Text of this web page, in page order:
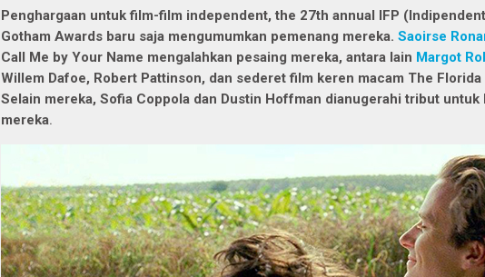
Penghargaan untuk film-film independent, the 27th annual IFP
Gotham Awards baru saja mengumumkan pemenang mereka. Saoirse
Call Me by Your Name mengalahkan pesaing mereka, antara lain Margot
Willem Dafoe, Robert Pattinson, dan sederet film keren macam The Florida
Selain mereka, Sofia Coppola dan Dustin Hoffman dianugerahi tribut untuk
mereka.